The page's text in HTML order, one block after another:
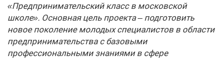
«Предпринимательский класс в московской
школе». Основная цель проекта – подготовить
новое поколение молодых специалистов в области
предпринимательства с базовыми
профессиональными знаниями в сфере